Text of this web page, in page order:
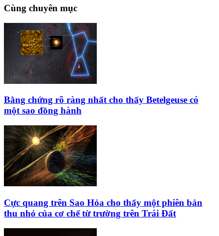
Cùng chuyên mục
Bằng chứng rõ ràng nhất cho thấy Betelgeuse có
một sao đồng hành
Cực quang trên Sao Hỏa cho thấy một phiên bản
thu nhỏ của cơ chế từ trường trên Trái Đất